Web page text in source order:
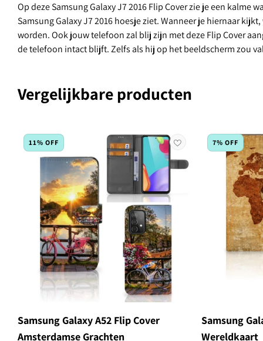
Op deze Samsung Galaxy J7 2016 Flip Cover zie je een
Samsung Galaxy J7 2016 hoesje ziet. Wanneer je hiernaar
worden. Ook jouw telefoon zal blij zijn met deze Flip Cover
de telefoon intact blijft. Zelfs als hij op het beeldscherm zou
Vergelijkbare producten
11% OFF
Samsung Galaxy A52 Flip Cover
Amsterdamse Grachten
7% OFF
Samsung
Wereldkaart